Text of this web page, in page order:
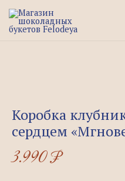
Перейти
содержимому
Коробка
сердцем
3.990₽
Quantity